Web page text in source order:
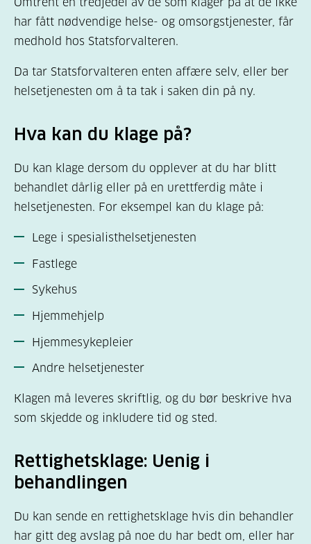
har fått nødvendige helse- og omsorgstjenester, får
medhold hos Statsforvalteren.
Da tar Statsforvalteren enten affære selv, eller ber
helsetjenesten om å ta tak i saken din på ny.
Hva kan du klage på?
Du kan klage dersom du opplever at du har blitt
behandlet dårlig eller på en urettferdig måte i
helsetjenesten. For eksempel kan du klage på:
Lege i spesialisthelsetjenesten
Fastlege
Sykehus
Hjemmehjelp
Hjemmesykepleier
Andre helsetjenester
Klagen må leveres skriftlig, og du bør beskrive hva
som skjedde og inkludere tid og sted.
Rettighetsklage: Uenig i
behandlingen
Du kan sende en rettighetsklage hvis din behandler
har gitt deg avslag på noe du har bedt om, eller har